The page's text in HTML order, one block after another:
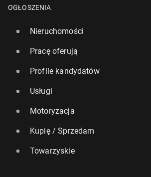
OGŁOSZENIA
Nieruchomości
Pracę oferują
Profile kandydatów
Usługi
Motoryzacja
Kupię / Sprzedam
Towarzyskie